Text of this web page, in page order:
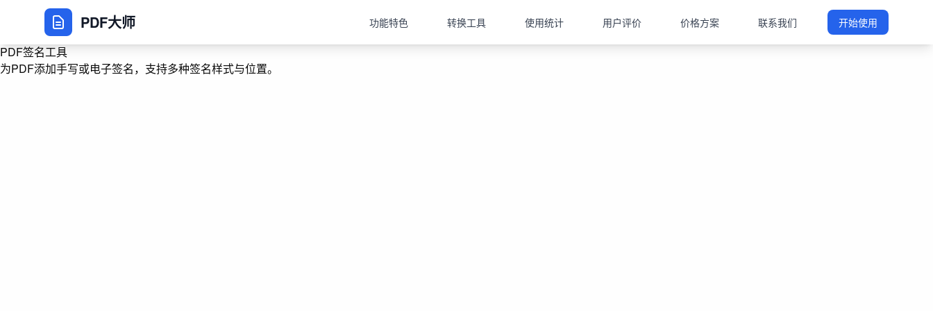
PDF大师 功能特色 转换工具 使用统计 用户评价 价格方案 联系我们 开始使用
PDF签名工具
为PDF添加手写或电子签名，支持多种签名样式与位置。